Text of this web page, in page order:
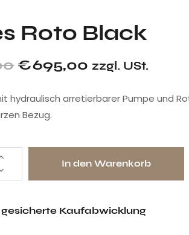
Roto Black
€695,00 zzgl. USt.
hydraulisch arretierbarer Pumpe und
Bezug.
In den Warenkorb
Kaufabwicklung